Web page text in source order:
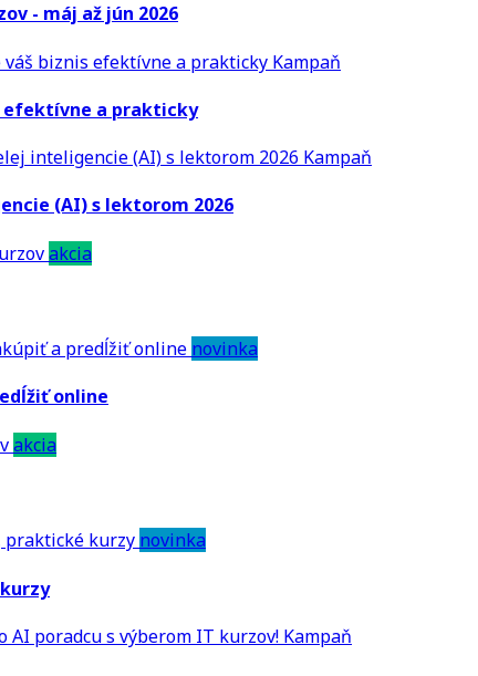
- máj až jún 2026
Kampaň
efektívne a prakticky
Kampaň
(AI) s lektorom 2026
akcia
novinka
online
akcia
novinka
Kampaň